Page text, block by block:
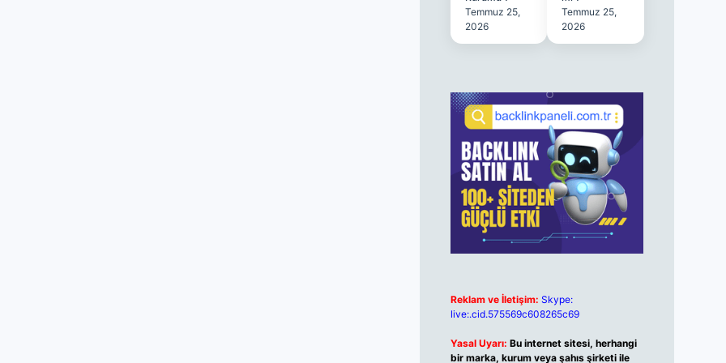
Temmuz 25,
2026
Temmuz 25,
2026
Reklam ve İletişim: Skype:
live:.cid.575569c608265c69
Yasal Uyarı: Bu internet sitesi, herhangi
bir marka, kurum veya şahıs şirketi ile